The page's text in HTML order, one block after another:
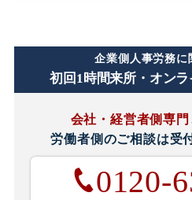
企業側人事労務に
初回1時間来所・オン
会社・経営者側専門
労働者側のご相談は受
0120-